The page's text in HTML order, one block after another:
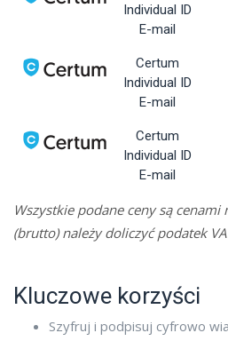
Individual ID
E-mail
Certum
Individual ID
E-mail
Certum
Individual ID
E-mail
Wszystkie podane ceny są
(brutto) należy doliczyć podatek
Kluczowe korzyści
Szyfruj i podpisuj cyfrowo